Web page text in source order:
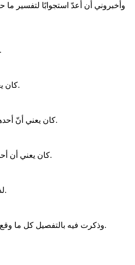
وأخبروني أن أعدّ استجوابًا لتفسير
كنت أعلم ما الذي يعنيه هذا.
كان يعني أن أحدهم سيدفع الثمن.
كان يعني أنّ أحدهم سيُحمَّل مسئولية الحادثة.
كان يعني أن أحدهم سيُطرد بسبب ما حدث.
لذا، بدأت في إعداد استجوابي.
وذكرت فيه بالتفصيل كل ما وقع من أخطاء والمتسبّبين فيها.